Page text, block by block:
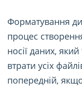
Форматування
процес
носії даних,
втрати усіх
попередній,